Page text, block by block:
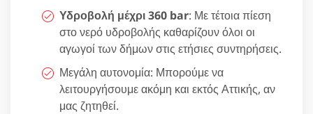
Υδροβολή μέχρι 360 bar: Με τέτοια πίεση
στο νερό υδροβολής καθαρίζουν όλοι οι
αγωγοί των δήμων στις ετήσιες συντηρήσεις.
Μεγάλη αυτονομία: Μπορούμε να
λειτουργήσουμε ακόμη και εκτός Αττικής, αν
μας ζητηθεί.